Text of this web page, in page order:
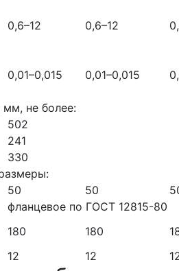
0,6–12 0,6–12
0,01–0,015 0,01–0,015
мм, не более:
502
241
330
50 50
фланцевое по ГОСТ 12815-80
180 180
12 12